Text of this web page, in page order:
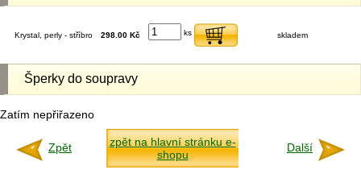
Krystal, perly - stříbro 298.00 Kč ks skladem
Šperky do soupravy
Zatím nepřiřazeno
Zpět
zpět na hlavní stránku e-
shopu
Další